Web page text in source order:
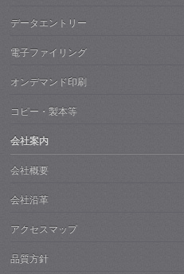
データエントリー
電子ファイリング
オンデマンド印刷
コピー・製本等
会社案内
会社概要
会社沿革
アクセスマップ
品質方針